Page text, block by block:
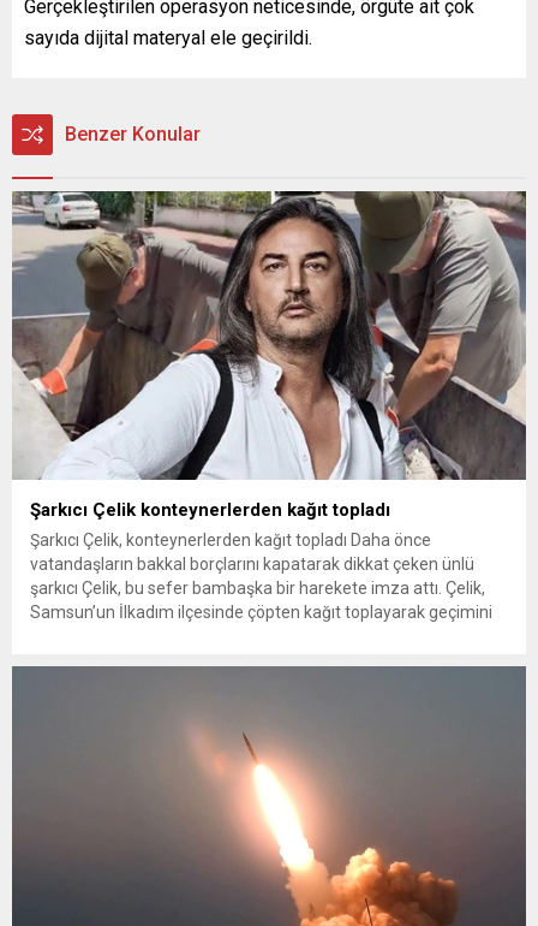
Gerçekleştirilen operasyon neticesinde, örgüte ait çok
sayıda dijital materyal ele geçirildi.
Benzer Konular
Şarkıcı Çelik konteynerlerden kağıt topladı
Şarkıcı Çelik, konteynerlerden kağıt topladı Daha önce
vatandaşların bakkal borçlarını kapatarak dikkat çeken ünlü
şarkıcı Çelik, bu sefer bambaşka bir harekete imza attı. Çelik,
Samsun’un İlkadım ilçesinde çöpten kağıt toplayarak geçimini